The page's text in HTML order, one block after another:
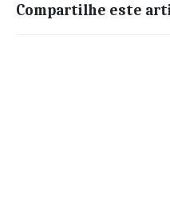
Compartilhe este